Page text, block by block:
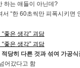
하는 애들이 아닌데?
“한 60초씩만 피폭시키
당히 다른 것과 섞여 가공식
어갔다고 함